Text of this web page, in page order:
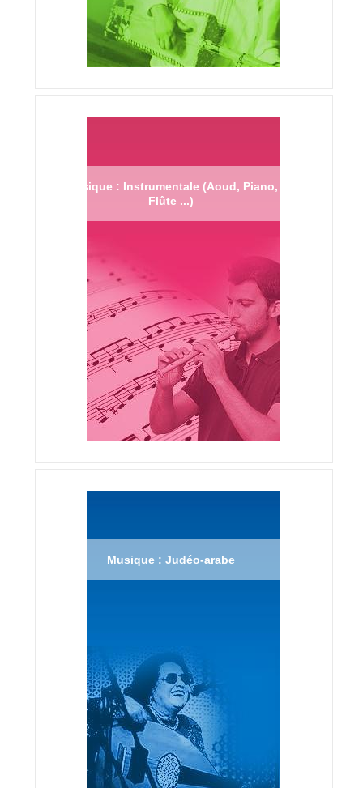
Musique : Instrumentale (Aoud, Piano,
Flûte ...)
Musique : Judéo-arabe